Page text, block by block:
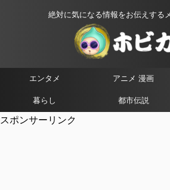
絶対に気になる情報をお伝えする
エンタメ アニメ 漫画
暮らし 都市伝説
スポンサーリンク